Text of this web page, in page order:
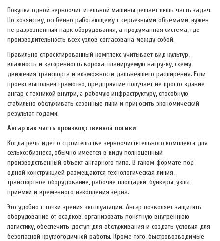
Покупка одной зерноочистительной машины решает лишь часть задач.
Но хозяйству, особенно работающему с серьезными объемами, нужен
не разрозненный парк оборудования, а продуманная система, где
производительность всех узлов согласована между собой.
Правильно спроектированный комплекс учитывает вид культур,
влажность и засоренность вороха, планируемую нагрузку, схему
движения транспорта и возможности дальнейшего расширения. Если
проект выполнен грамотно, предприятие получает не просто здание-
ангар с техникой внутри, а рабочую инфраструктуру, способную
стабильно обслуживать сезонные пики и приносить экономический
результат годами.
Ангар как часть производственной логики
Когда речь идет о строительстве зерноочистительного комплекса для
сельхозбизнеса, обычно имеется в виду полноценный
производственный объект ангарного типа. В таком формате под
одной конструкцией размещаются технологическая линия,
транспортное оборудование, рабочие площадки, бункеры, узлы
приемки и временного накопления зерна.
Это удобно с точки зрения эксплуатации. Ангар позволяет защитить
оборудование от осадков, организовать понятную внутреннюю
логистику, обеспечить доступ для обслуживания и создать условия для
безопасной круглогодичной работы. Кроме того, быстровозводимые